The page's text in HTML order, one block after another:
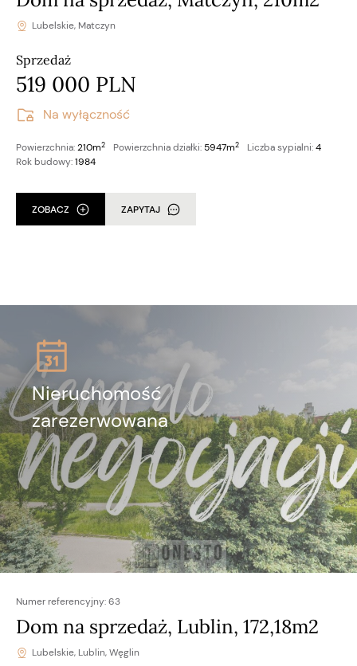
Na wyłączność
Lubelskie, Matczyn
Sprzedaż
519 000 PLN
Powierzchnia:210m2 Powierzchnia działki: 5947m2 Liczba sypialni:4
Rok budowy:1984
ZOBACZ ZAPYTAJ
Nieruchomość
zarezerwowana
Numer referencyjny:63
Dom na sprzedaż, Lublin, 172,18m2
Lubelskie, Lublin, Węglin